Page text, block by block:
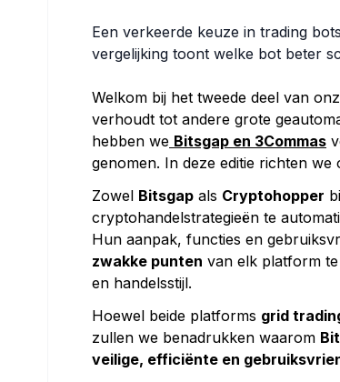
Een verkeerde keuze in trading
vergelijking toont welke bot beter
Welkom bij het tweede deel van
verhoudt tot andere grote
hebben we Bitsgap en 3Commas
genomen. In deze editie richten
Zowel Bitsgap als Cryptohopper
cryptohandelstrategieën te
Hun aanpak, functies en
zwakke punten van elk platform
en handelsstijl.
Hoewel beide platforms grid
zullen we benadrukken waarom
veilige, efficiënte en